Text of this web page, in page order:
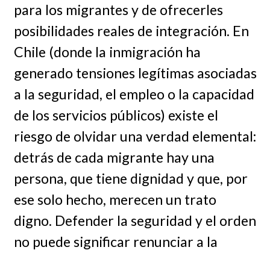
para los migrantes y de ofrecerles
posibilidades reales de integración. En
Chile (donde la inmigración ha
generado tensiones legítimas asociadas
a la seguridad, el empleo o la capacidad
de los servicios públicos) existe el
riesgo de olvidar una verdad elemental:
detrás de cada migrante hay una
persona, que tiene dignidad y que, por
ese solo hecho, merecen un trato
digno. Defender la seguridad y el orden
no puede significar renunciar a la